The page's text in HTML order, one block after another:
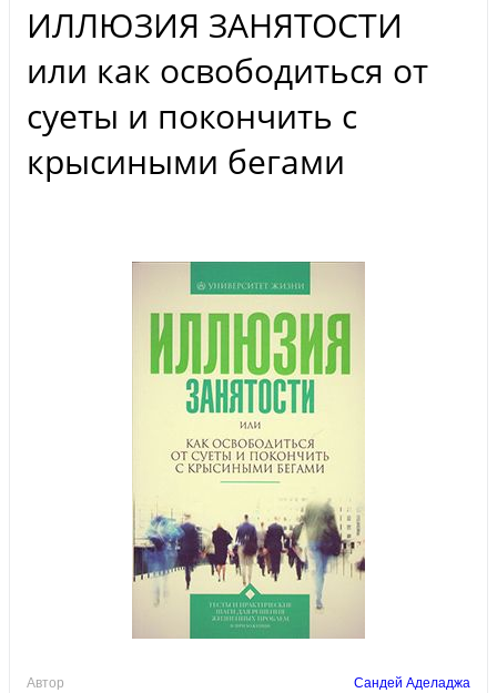
ИЛЛЮЗИЯ ЗАНЯТОСТИ
или как освободиться от
суеты и покончить с
крысиными бегами
Автор
Сандей Аделаджа